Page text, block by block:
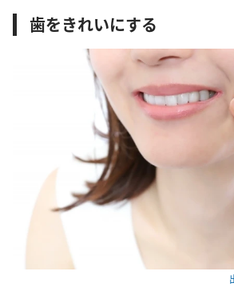
歯をきれいにする